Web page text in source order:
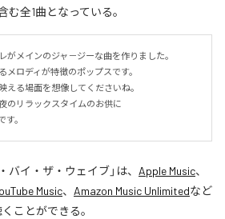
む全1曲となっている。
がメインのジャ－ジーな曲を作りました。
ロディが特徴のポップスです。
える場面を想像してくださいね。
のリラックスタイムのお供に
。
バイ・ザ・ウェイブ」は、 Apple Music、
Music、 Amazon Music Unlimitedなど
ことができる。